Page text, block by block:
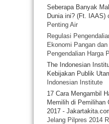
Seberapa Banyak
Dunia ini? (Ft. IAAS)
Penting Air
Regulasi
Ekonomi Pangan
Pengendalian Harga
The Indonesian
Kebijakan Publik
Indonesian Institute
17 Cara Mengambil
Memilih di Pemilihan
2017 -
Jelang Pilpres 2014